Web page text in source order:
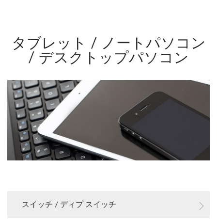
タブレット / ノートパソコン
/ デスクトップパソコン
スイッチ / ディプ スイッチ